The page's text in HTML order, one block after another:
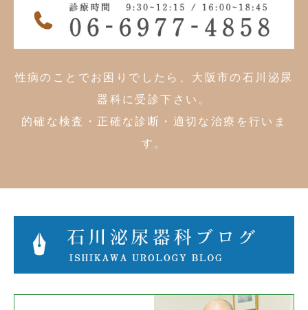
性病のことでお困りでしたら、大阪市の石川泌尿
器科に受診下さい。
的確な検査・正確な診断・適切な治療を行いま
す。